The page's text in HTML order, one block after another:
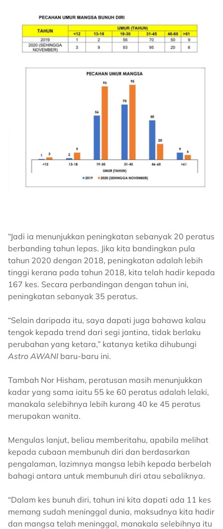
“Jadi ia menunjukkan peningkatan sebanyak 20 peratus
berbanding tahun lepas. Jika kita bandingkan pula
tahun 2020 dengan 2018, peningkatan adalah lebih
tinggi kerana pada tahun 2018, kita telah hadir kepada
167 kes. Secara perbandingan dengan tahun ini,
peningkatan sebanyak 35 peratus.
“Selain daripada itu, saya dapati juga bahawa kalau
tengok kepada trend dari segi jantina, tidak berlaku
perubahan yang ketara,” katanya ketika dihubungi
Astro AWANI baru-baru ini.
Tambah Nor Hisham, peratusan masih menunjukkan
kadar yang sama iaitu 55 ke 60 peratus adalah lelaki,
manakala selebihnya lebih kurang 40 ke 45 peratus
merupakan wanita.
Mengulas lanjut, beliau memberitahu, apabila melihat
kepada cubaan membunuh diri dan berdasarkan
pengalaman, lazimnya mangsa lebih kepada berbelah
bahagi antara untuk membunuh diri atau sebaliknya.
“Dalam kes bunuh diri, tahun ini kita dapati ada 11 kes
memang sudah meninggal dunia, maksudnya kita hadir
dan mangsa telah meninggal, manakala selebihnya itu